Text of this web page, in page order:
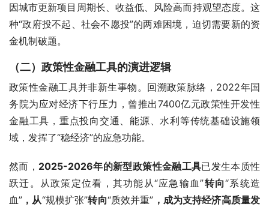
因城市更新项目周期长、收益低、风险高而持观望态度。这
种“政府投不起、社会不愿投”的两难困境，迫切需要新的资
金机制破题。
（二）政策性金融工具的演进逻辑
政策性金融工具并非新生事物。回溯政策脉络，2022年国
务院为应对经济下行压力，曾推出7400亿元政策性开发性
金融工具，重点投向交通、能源、水利等传统基础设施领
域，发挥了“稳经济”的应急功能。
然而， 2025-2026年的新型政策性金融工具已发生本质性
跃迁。从政策定位看，其功能从“应急输血”转向“系统造
血” ，从“规模扩张”转向“质效并重” ，成为支持经济高质量发